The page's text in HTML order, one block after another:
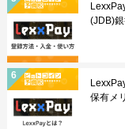
(JDB)銀
保有メ